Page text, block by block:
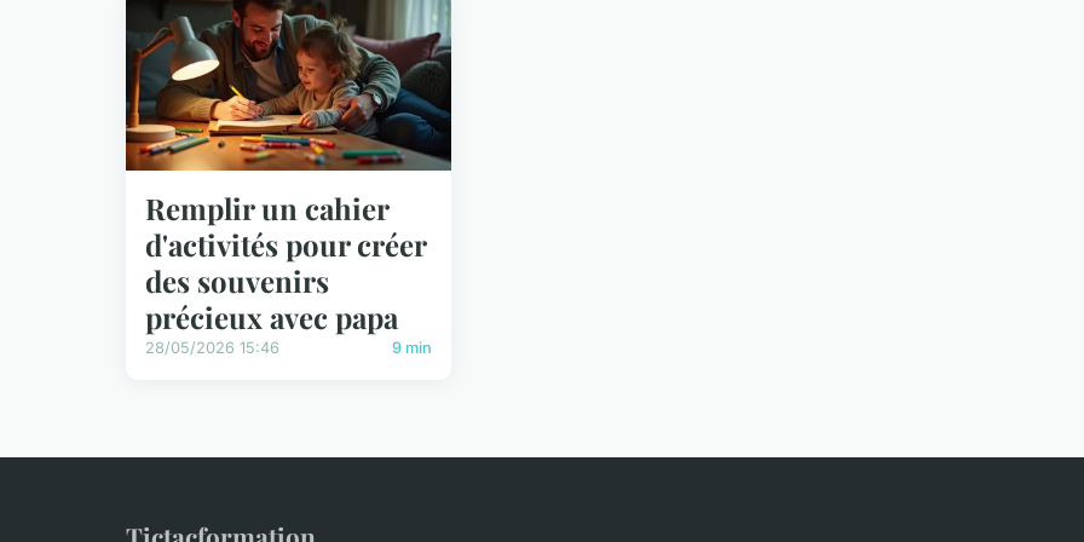
Remplir un cahier
d'activités pour créer
des souvenirs
précieux avec papa
28/05/2026 15:46 9 min